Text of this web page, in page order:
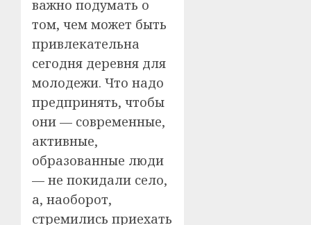
важно подумать о
том, чем может быть
привлекательна
сегодня деревня для
молодежи. Что надо
предпринять, чтобы
они — современные,
активные,
образованные люди
— не покидали село,
а, наоборот,
стремились приехать